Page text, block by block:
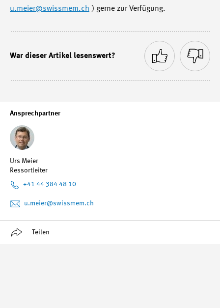
Ansprechpartner
Urs Meier
Ressortleiter
+41 44 384 48 10
u.meier@swissmem.ch
Teilen
u.meier@swissmem.ch ) gerne zur Verfügung.
War dieser Artikel lesenswert?